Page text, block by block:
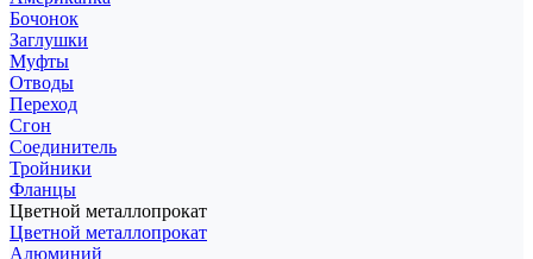
Бочонок
Заглушки
Муфты
Отводы
Переход
Сгон
Соединитель
Тройники
Фланцы
Цветной металлопрокат
Цветной металлопрокат
Алюминий